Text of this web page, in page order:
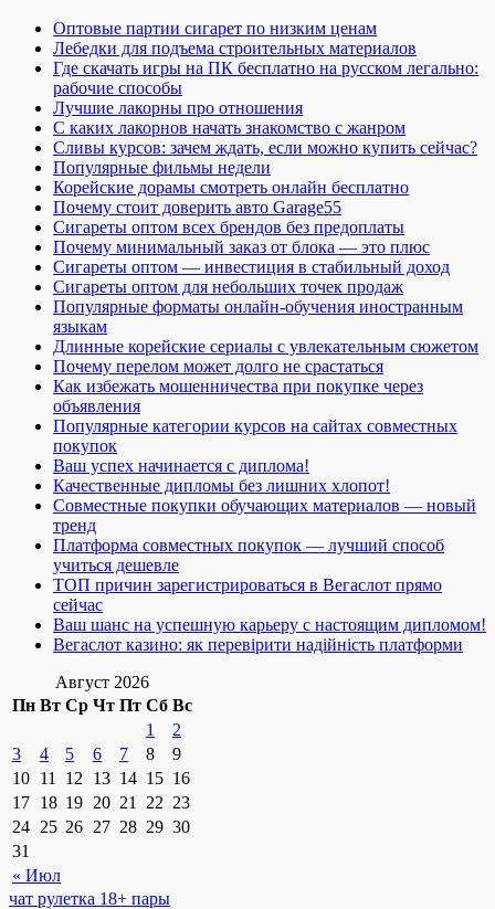
Оптовые партии сигарет по низким ценам
Лебедки для подъема строительных материалов
Где скачать игры на ПК бесплатно на русском легально:
рабочие способы
Лучшие лакорны про отношения
С каких лакорнов начать знакомство с жанром
Сливы курсов: зачем ждать, если можно купить сейчас?
Популярные фильмы недели
Корейские дорамы смотреть онлайн бесплатно
Почему стоит доверить авто Garage55
Сигареты оптом всех брендов без предоплаты
Почему минимальный заказ от блока — это плюс
Сигареты оптом — инвестиция в стабильный доход
Сигареты оптом для небольших точек продаж
Популярные форматы онлайн-обучения иностранным
языкам
Длинные корейские сериалы с увлекательным сюжетом
Почему перелом может долго не срастаться
Как избежать мошенничества при покупке через
объявления
Популярные категории курсов на сайтах совместных
покупок
Ваш успех начинается с диплома!
Качественные дипломы без лишних хлопот!
Совместные покупки обучающих материалов — новый
тренд
Платформа совместных покупок — лучший способ
учиться дешевле
ТОП причин зарегистрироваться в Вегаслот прямо
сейчас
Ваш шанс на успешную карьеру с настоящим дипломом!
Вегаслот казино: як перевірити надійність платформи
Август 2026
Пн Вт Ср Чт Пт Сб Вс
« Июл
1
2
3
4 5 6 7 8
9
10 11 12 13 14 15 16
17 18 19 20 21 22 23
24 25 26 27 28 29 30
31
чат рулетка 18+ пары